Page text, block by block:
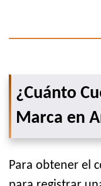
¿Cuánto
Marca en
Para obtener el